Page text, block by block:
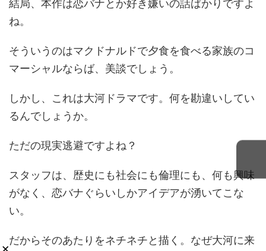
結局、本作は恋バナとか好き嫌いの話ばかりですよ
ね。
そういうのはマクドナルドで夕食を食べる家族のコ
マーシャルならば、美談でしょう。
しかし、これは大河ドラマです。何を勘違いしてい
るんでしょうか。
ただの現実逃避ですよね？
スタッフは、歴史にも社会にも倫理にも、何も興味
がなく、恋バナぐらいしかアイデアが湧いてこな
い。
だからそのあたりをネチネチと描く。なぜ大河に来